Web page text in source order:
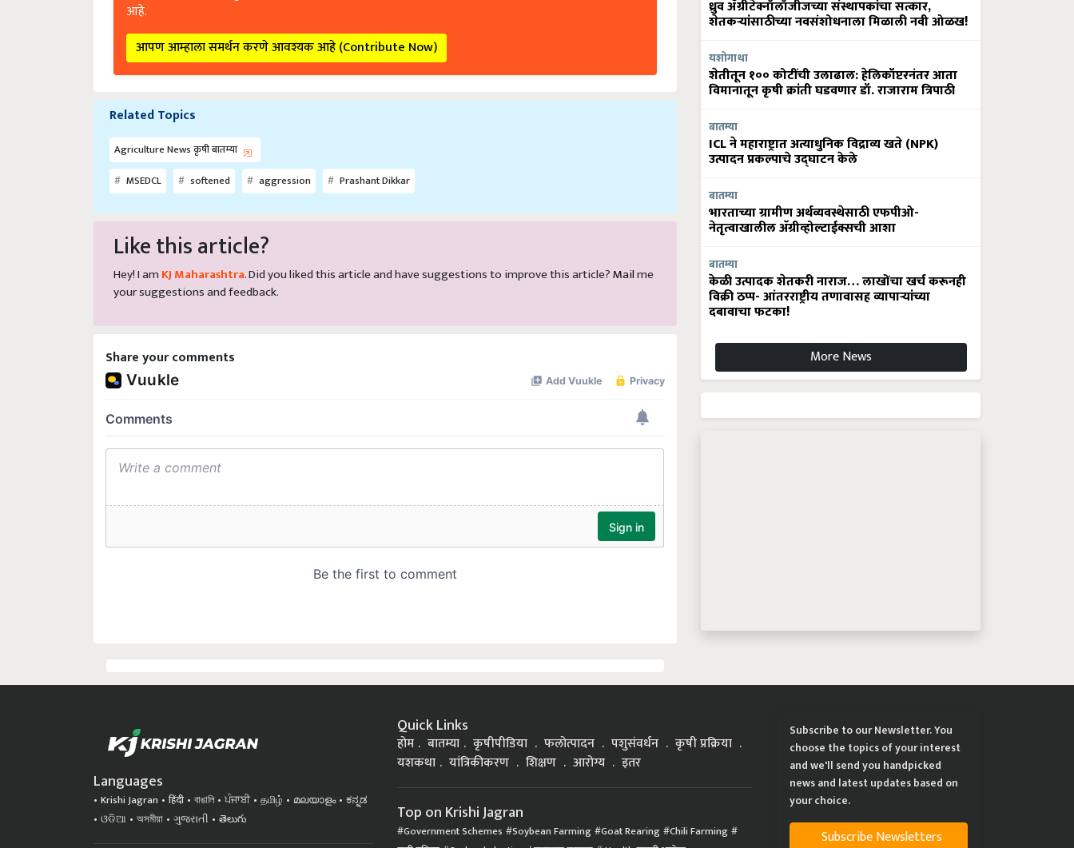
आपण आम्हाला समर्थन करणे आवश्यक आहे (Contribute Now)
Related Topics
Agriculture News कृषी बातम्या
MSEDCL
softened aggression Prashant Dikkar
Like this article?
Hey! I am KJ Maharashtra . Did you liked this article and have suggestions to improve this article? Mail
your suggestions and feedback.
Share your comments
ध्रुव ॲग्रीटेक्नॉलॉजीजच्या संस्थापकांचा सत्कार,
शेतकऱ्यांसाठीच्या नवसंशोधनाला मिळाली नवी ओळख!
यशोगाथा
शेतीतून १०० कोटींची उलाढाल: हेलिकॉप्टरनंतर आता
विमानातून कृषी क्रांती घडवणार डॉ. राजाराम त्रिपाठी
बातम्या
ICL ने महाराष्ट्रात अत्याधुनिक विद्राव्य खते (NPK)
उत्पादन प्रकल्पाचे उद्घाटन केले
बातम्या
भारताच्या ग्रामीण अर्थव्यवस्थेसाठी एफपीओ-
नेतृत्वाखालील अ‍ॅग्रीव्होल्टाईक्सची आशा
बातम्या
केळी उत्पादक शेतकरी नाराज… लाखोंचा खर्च करूनही
विक्री ठप्प- आंतरराष्ट्रीय तणावासह व्यापाऱ्यांच्या
दबावाचा फटका!
More News
Languages
Krishi Jagran हिंदी বাঙালি ਪੰਜਾਬੀ தமிழ் മലയാളം
ಕನ್ನಡ
ଓଡିଆ
অসমীয়া ગુજરાતી తెలుగు
Quick Links
होम बातम्या कृषीपीडिया फलोत्पादन पशुसंवर्धन
कृषी प्रक्रिया
यशकथा
यांत्रिकीकरण शिक्षण आरोग्य इतर
Top on Krishi Jagran
Government Schemes Soybean Farming Goat Rearing
Chili Farming
कृषी प्रक्रिया
Orchard planting / फळबाग लागवड Health मानवी आरोग्य
Subscribe to our Newsletter. You
choose the topics of your interest
and we'll send you handpicked
news and latest updates based on
your choice.
Subscribe Newsletters